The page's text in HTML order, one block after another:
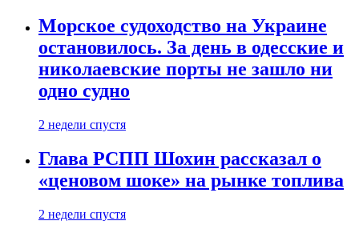
Морское судоходство на Украине
остановилось. За день в одесские и
николаевские порты не зашло ни
одно судно
2 недели спустя
Глава РСПП Шохин рассказал о
«ценовом шоке» на рынке топлива
2 недели спустя